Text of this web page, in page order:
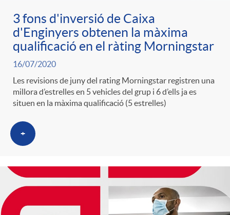
3 fons d'inversió de Caixa
d'Enginyers obtenen la màxima
qualificació en el ràting Morningstar
16/07/2020
Les revisions de juny del rating Morningstar registren una
millora d’estrelles en 5 vehicles del grup i 6 d’ells ja es
situen en la màxima qualificació (5 estrelles)
+